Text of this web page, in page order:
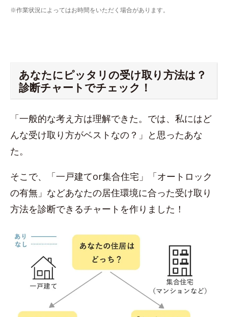
※作業状況によってはお時間をいただく場合があります。
あなたにピッタリの受け取り方法は？
診断チャートでチェック！
「一般的な考え方は理解できた。では、私にはど
んな受け取り方がベストなの？」と思ったあな
た。
そこで、「一戸建てor集合住宅」「オートロック
の有無」などあなたの居住環境に合った受け取り
方法を診断できるチャートを作りました！